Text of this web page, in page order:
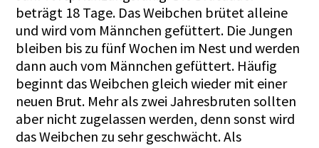
beträgt 18 Tage. Das Weibchen brütet alleine
und wird vom Männchen gefüttert. Die Jungen
bleiben bis zu fünf Wochen im Nest und werden
dann auch vom Männchen gefüttert. Häufig
beginnt das Weibchen gleich wieder mit einer
neuen Brut. Mehr als zwei Jahresbruten sollten
aber nicht zugelassen werden, denn sonst wird
das Weibchen zu sehr geschwächt. Als